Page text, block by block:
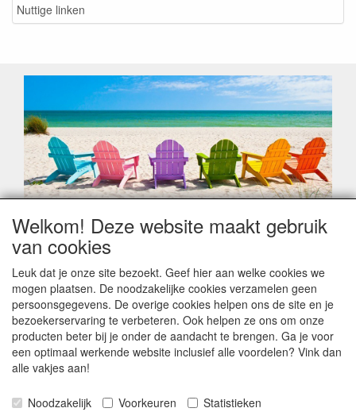
Nuttige linken
Geachte klant,
Zoals elk jaar zorgt de verlofperiode, naast een hoop
leveringsproblemen.
Sommige fabrikanten sluiten of werken met een
vakantiebezetting.
Bestellingen die vanaf +/- 15 juli geplaatst worden kunnen
hierdoor vertraging oplopen. Wanneer die voorradig is en alle
betalingsmodaliteiten zijn vervuld dan de bestelling verstuurd
worden. Indien deze nog terug moeten binnen komen dan is
Augustus stabiliseert zich dit dan wel en kunnen wij, meestal,
Welkom! Deze website maakt gebruik
van cookies
Leuk dat je onze site bezoekt. Geef hier aan welke cookies we
mogen plaatsen. De noodzakelijke cookies verzamelen geen
persoonsgegevens. De overige cookies helpen ons de site en je
bezoekerservaring te verbeteren. Ook helpen ze ons om onze
producten beter bij je onder de aandacht te brengen. Ga je voor
een optimaal werkende website inclusief alle voordelen? Vink dan
alle vakjes aan!
Noodzakelijk Voorkeuren Statistieken